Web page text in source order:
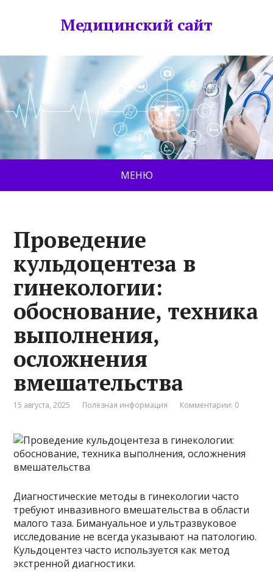
Медицинский сайт
МЕНЮ
Проведение
кульдоцентеза в
гинекологии:
обоснование, техника
выполнения,
осложнения
вмешательства
15 августа, 2025 Полезная информация Комментарии: 0
Диагностические методы в гинекологии часто
требуют инвазивного вмешательства в области
малого таза. Бимануальное и ультразвуковое
исследование не всегда указывают на патологию.
Кульдоцентез часто используется как метод
экстренной диагностики.